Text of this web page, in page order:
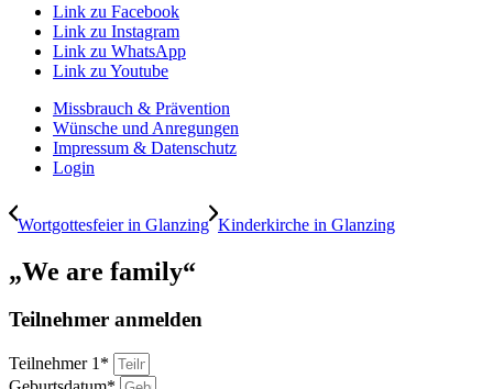
Link zu Facebook
Link zu Instagram
Link zu WhatsApp
Link zu Youtube
Missbrauch & Prävention
Wünsche und Anregungen
Impressum & Datenschutz
Login
Wortgottesfeier in Glanzing Kinderkirche in Glanzing
„We are family“
Teilnehmer anmelden
Teilnehmer 1*